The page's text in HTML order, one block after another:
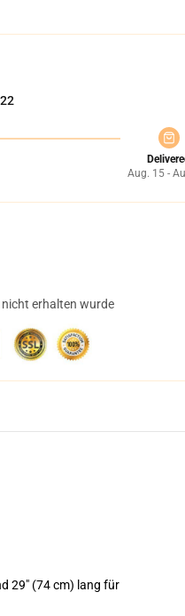
Aug. 15 -
erhalten wurde
29" (74 cm) lang für